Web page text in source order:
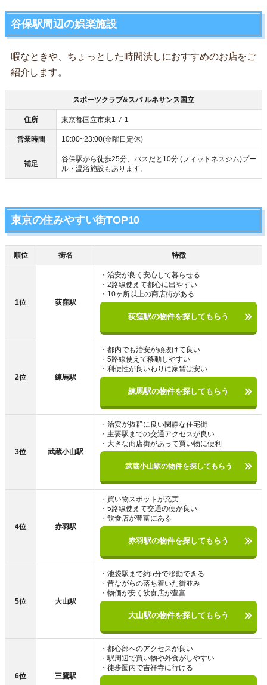
谷保駅周辺の娯楽施設
暇なときや、ちょっとした時間潰しにおすすめのお店をご
紹介します。
スポーツクラブ&スパ ルネサンス国立
住所 東京都国立市東1-7-1
営業時間 10:00~23:00(金曜日定休)
補足
谷保駅から徒歩25分、バスだと10分 (フィットネスジム)プー
ル・温浴施設もあります。
東京の住みやすい街TOP10
順位 街名 特徴
1位 荻窪駅
・治安が良く安心して暮らせる
・2路線使えて都心に出やすい
・10ヶ所以上の商店街がある
荻窪駅の物件を探してもらう
2位 練馬駅
・都内でも治安が頭抜けて良い
・5路線使えて移動しやすい
・利便性が良いわりに家賃は安い
練馬駅の物件を探してもらう
3位 武蔵小山駅
・治安が抜群に良い閑静な住宅街
・主要駅までの交通アクセスが良い
・大きな商店街があって買い物に便利
武蔵小山駅の物件を探してもらう
4位 赤羽駅
・買い物スポットが充実
・5路線使えて交通の便が良い
・飲食店が豊富にある
赤羽駅の物件を探してもらう
5位 大山駅
・池袋駅まで約5分で移動できる
・昔ながらの落ち着いた街並み
・物価が安く飲食店が豊富
大山駅の物件を探してもらう
6位 三鷹駅
・都心部へのアクセスが良い
・駅周辺で買い物や外食がしやすい
・徒歩圏内で吉祥寺に行ける